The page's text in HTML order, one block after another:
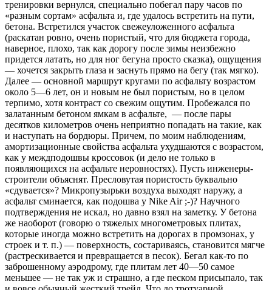
тренировки вернулся, специально побегал пару часов по
«разным сортам» асфальта и, где удалось встретить на пути,
бетона. Встретился участок свежеуложенного асфальта
(раскатан ровно, очень пористый, что для бюджета города,
наверное, плохо, так как дорогу после зимы неизбежно
придется латать, но для ног бегуна просто сказка), ощущения
— хочется закрыть глаза и заснуть прямо на бегу (так мягко).
Далее — основной маршрут кругами по асфальту возрастом
около 5—6 лет, он и новым не был пористым, но в целом
терпимо, хотя контраст со свежим ощутим. Пробежался по
залатанным бетоном ямкам в асфальте, — после пары
десятков километров очень неприятно попадать на такие, как
и наступать на бордюры. Причем, по моим наблюдениям,
амортизационные свойства асфальта ухудшаются с возрастом,
как у междподошвы кроссовок (и дело не только в
появляющихся на асфальте неровностях). Пусть инженеры-
строители объяснят. Пресловутая пористость буквально
«сдувается»? Микропузырьки воздуха выходят наружу, а
асфальт сминается, как подошва у Nike Air ;-)? Научного
подтверждения не искал, но давно взял на заметку. У бетона
же наоборот (говорю о тяжелых многометровых плитах,
которые иногда можно встретить на дорогах в промзонах, у
строек и т. п.) — поверхность, состариваясь, становится мягче
(растрескивается и превращается в песок). Бегал как-то по
заброшенному аэродрому, где плитам лет 40—50 самое
меньшее — не так уж и страшно, а где песком присыпало, так